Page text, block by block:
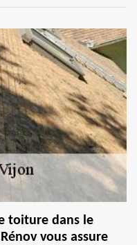
toiture dans le
vous assure